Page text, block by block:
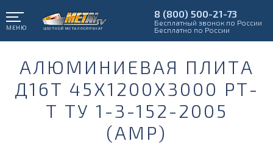
МЕНЮ
8 (800) 500-21-73
Бесплатный звонок по России
Бесплатно по России
АЛЮМИНИЕВАЯ ПЛИТА
Д16Т 45Х1200Х3000 РТ-
Т ТУ 1-3-152-2005
(АМР)